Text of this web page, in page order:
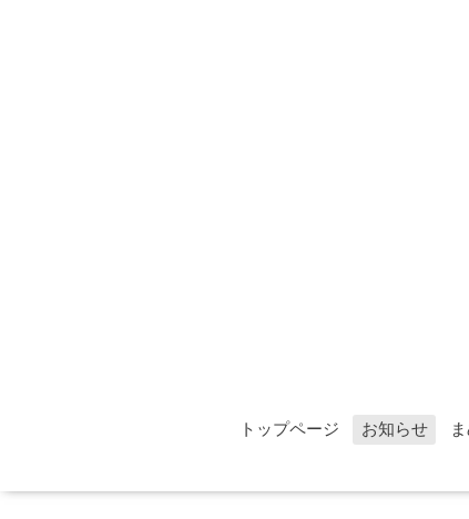
トップページ お知らせ